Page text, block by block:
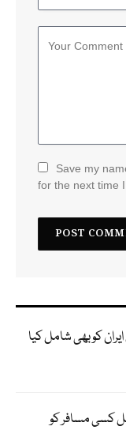
Save my
for the next time
کو بھی شامل کیا
کسی مسافر کو